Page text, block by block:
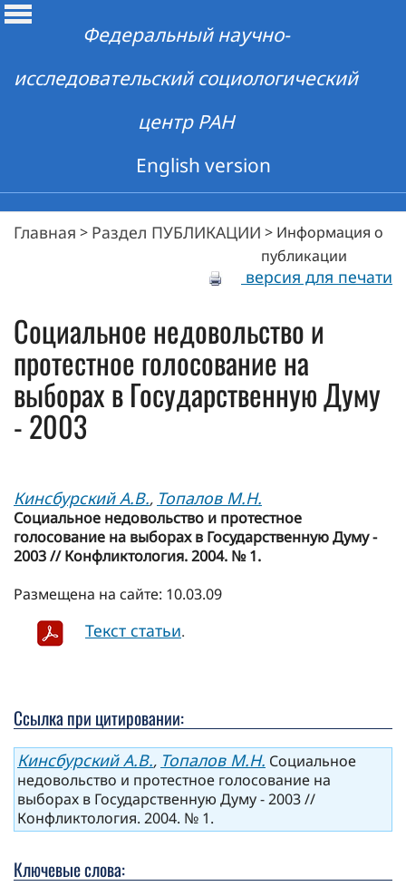
Федеральный научно-
исследовательский социологический
центр РАН
English version
Главная > Раздел ПУБЛИКАЦИИ > Информация о
публикации
версия для печати
Социальное недовольство и
протестное голосование на
выборах в Государственную Думу
- 2003
Кинсбурский А.В., Топалов М.Н.
Социальное недовольство и протестное
голосование на выборах в Государственную Думу -
2003 // Конфликтология. 2004. № 1.
Размещена на сайте: 10.03.09
Текст статьи.
Ссылка при цитировании:
Кинсбурский А.В., Топалов М.Н. Социальное
недовольство и протестное голосование на
выборах в Государственную Думу - 2003 //
Конфликтология. 2004. № 1.
Ключевые слова: